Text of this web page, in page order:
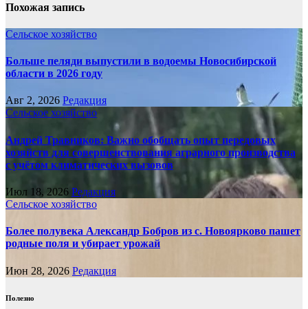
Похожая запись
Сельское хозяйство
Больше пеляди выпустили в водоемы Новосибирской
области в 2026 году
Авг 2, 2026 Редакция
Сельское хозяйство
Андрей Травников: Важно обобщать опыт передовых
хозяйств для совершенствования аграрного производства
с учётом климатических вызовов
Июл 18, 2026 Редакция
Сельское хозяйство
Более полувека Александр Бобров из с. Новоярково пашет
родные поля и убирает урожай
Июн 28, 2026 Редакция
Полезно